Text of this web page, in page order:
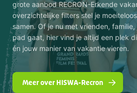
grote aanbod RECRON-Erkende
overzichtelijke filters stel je
samen. Of je nu met vrienden,
pad gaat, hier vind je altijd een plek
én jouw manier van vakantie vieren.
Meer over HISWA-Recron